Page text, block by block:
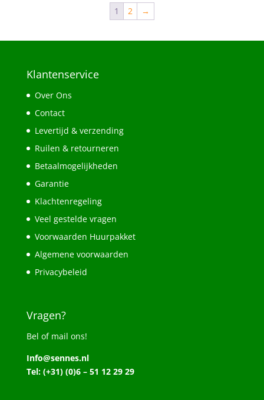
1 2 →
Klantenservice
Over Ons
Contact
Levertijd & verzending
Ruilen & retourneren
Betaalmogelijkheden
Garantie
Klachtenregeling
Veel gestelde vragen
Voorwaarden Huurpakket
Algemene voorwaarden
Privacybeleid
Vragen?
Bel of mail ons!
Info@sennes.nl
Tel: (+31) (0)6 – 51 12 29 29